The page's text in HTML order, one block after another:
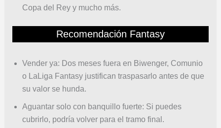
Copa del Rey y mucho más.
Recomendación Fantasy
Vender ya: Dos meses fuera en Biwenger, Comunio
o LaLiga Fantasy justifican traspasarlo antes de que
su valor se hunda.
Aguantar solo con banquillo fuerte: Si puedes
cubrirlo, podría volver para el tramo final.